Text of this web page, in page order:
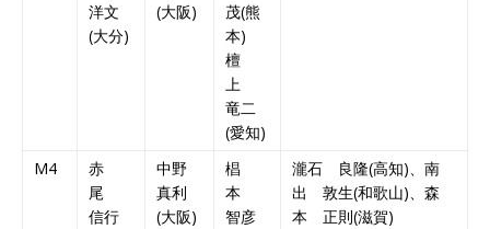
洋文
(大分)
(大阪)
茂(熊
本)
檀
上
竜二
(愛知)
M4
赤
尾
信行
中野
真利
(大阪)
椙
本
智彦
瀧石 良隆(高知)、南
出 敦生(和歌山)、森
本 正則(滋賀)